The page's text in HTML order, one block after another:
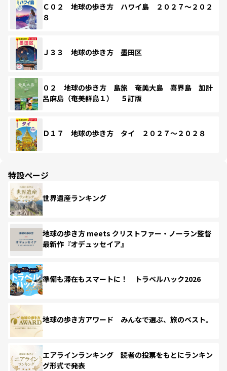
Ｃ０２ 地球の歩き方 ハワイ島 ２０２７～２０２
８
Ｊ３３ 地球の歩き方 墨田区
０２ 地球の歩き方 島旅 奄美大島 喜界島 加計
呂麻島（奄美群島１） ５訂版
Ｄ１７ 地球の歩き方 タイ ２０２７～２０２８
特設ページ
世界遺産ランキング
地球の歩き方 meets クリストファー・ノーラン監督
最新作『オデュッセイア』
準備も滞在もスマートに！ トラベルハック2026
地球の歩き方アワード みんなで選ぶ、旅のベスト。
エアラインランキング 読者の投票をもとにランキン
グ形式で発表